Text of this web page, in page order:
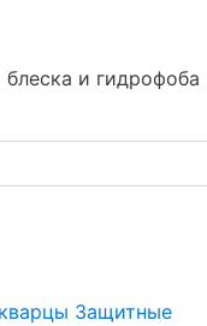
и гидрофоба
Защитные